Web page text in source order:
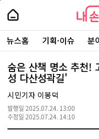
본
로
가
내
손
안
에
서
울
-
서
울
시
대
표
소
통
포
내
손
에
울
주
요
서
뉴스홈 기획·이슈 분
숨은 산책 명소 추천!
성 다산성곽길'
시민기자 이봉덕
발행일 2025.07.24. 13:00
수정일 2025.07.24. 14:10
페
상
단
로